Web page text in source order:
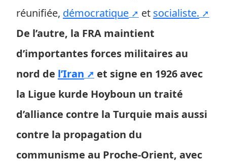
réunifiée, démocratique et socialiste.
De l’autre, la FRA maintient
d’importantes forces militaires au
nord de l’Iran
et signe en 1926 avec
la Ligue kurde Hoyboun un traité
d’alliance contre la Turquie mais aussi
contre la propagation du
communisme au Proche-Orient, avec